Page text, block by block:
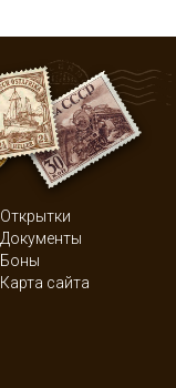
Открытки
Документы
Боны
Карта сайта